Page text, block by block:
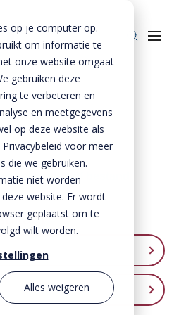
op je computer op.
om informatie te
onze website omgaat
gebruiken deze
te verbeteren en
en meetgegevens
op deze website als
voor meer
die we gebruiken.
niet worden
website. Er wordt
geplaatst om te
wilt worden.
Alles weigeren
en-klaar gevels
als pdf bestand